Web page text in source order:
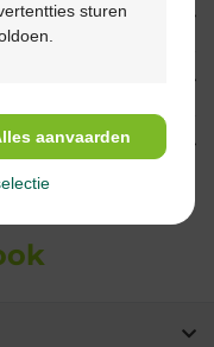
sturen
aanvaarden